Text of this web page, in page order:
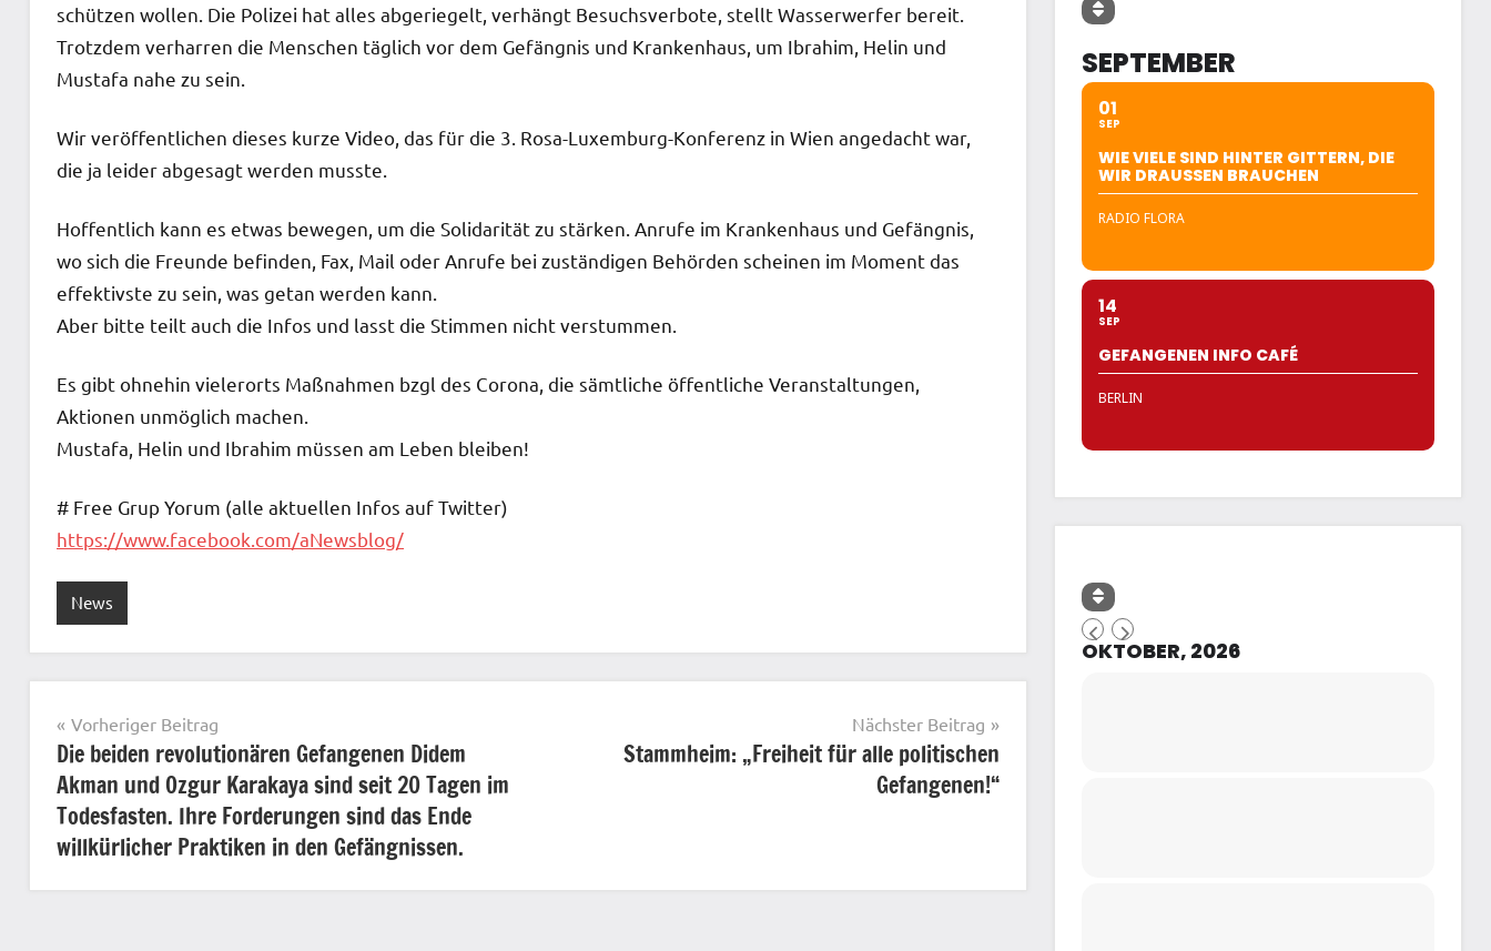
schützen wollen. Die Polizei hat alles abgeriegelt, verhängt Besuchsverbote, stellt Wasserwerfer bereit.
Trotzdem verharren die Menschen täglich vor dem Gefängnis und Krankenhaus, um Ibrahim, Helin und
Mustafa nahe zu sein.
Wir veröffentlichen dieses kurze Video, das für die 3. Rosa-Luxemburg-Konferenz in Wien angedacht war,
die ja leider abgesagt werden musste.
Hoffentlich kann es etwas bewegen, um die Solidarität zu stärken. Anrufe im Krankenhaus und Gefängnis,
wo sich die Freunde befinden, Fax, Mail oder Anrufe bei zuständigen Behörden scheinen im Moment das
effektivste zu sein, was getan werden kann.
Aber bitte teilt auch die Infos und lasst die Stimmen nicht verstummen.
Es gibt ohnehin vielerorts Maßnahmen bzgl des Corona, die sämtliche öffentliche Veranstaltungen,
Aktionen unmöglich machen.
Mustafa, Helin und Ibrahim müssen am Leben bleiben!
# Free Grup Yorum (alle aktuellen Infos auf Twitter)
https://www.facebook.com/aNewsblog/
News
Beitragsnavigation
Vorheriger Beitrag
Die beiden revolutionären Gefangenen Didem
Akman und Ozgur Karakaya sind seit 20 Tagen im
Todesfasten. Ihre Forderungen sind das Ende
willkürlicher Praktiken in den Gefängnissen.
Nächster Beitrag
Stammheim: „Freiheit für alle politischen
Gefangenen!“
SEPTEMBER
01
SEP
WIE VIELE SIND HINTER GITTERN, DIE
WIR DRAUSSEN BRAUCHEN
RADIO FLORA
14
SEP
GEFANGENEN INFO CAFÉ
BERLIN
OKTOBER, 2026